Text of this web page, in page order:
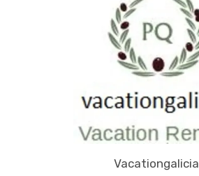
Vacationgalicia